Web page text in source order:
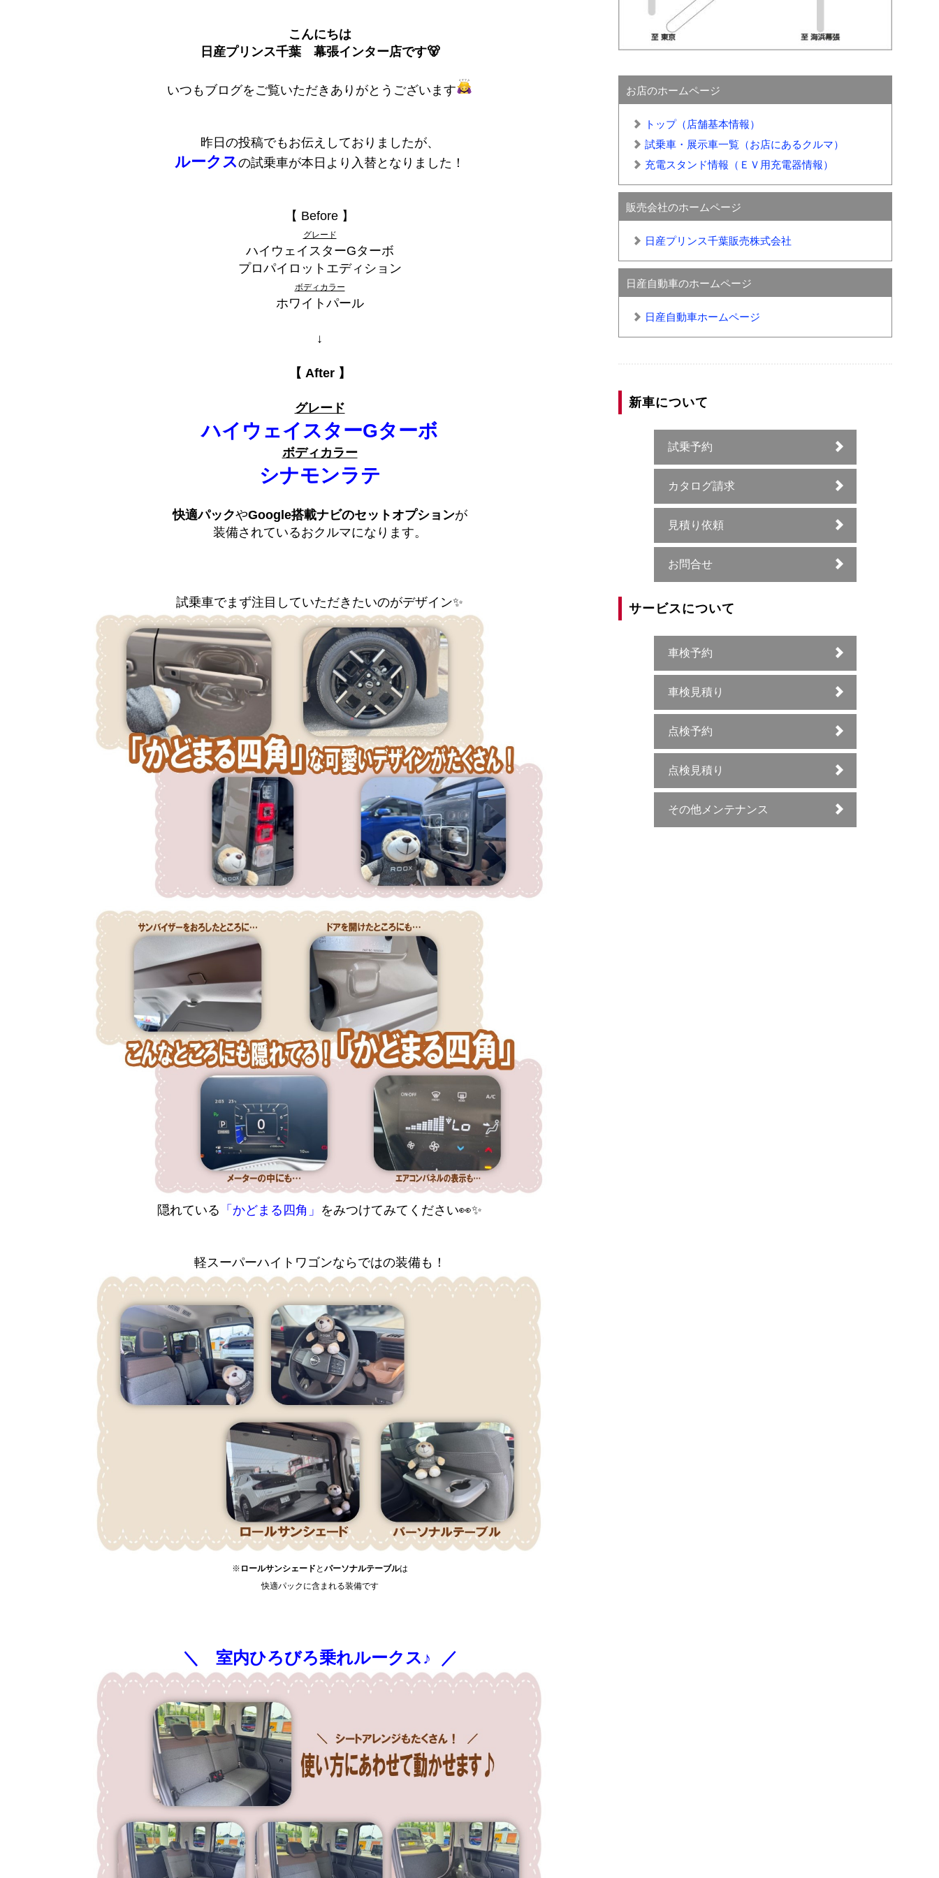
こんにちは
日産プリンス千葉 幕張インター店です🐻
いつもブログをご覧いただきありがとうございます
昨日の投稿でもお伝えしておりましたが、
ルークスの試乗車が本日より入替となりました！
【 Before 】
グレード
ハイウェイスターGターボ
プロパイロットエディション
ボディカラー
ホワイトパール
↓
【 After 】
グレード
ハイウェイスターGターボ
ボディカラー
シナモンラテ
快適パックやGoogle搭載ナビのセットオプションが
装備されているおクルマになります。
試乗車でまず注目していただきたいのがデザイン✨
隠れている 「かどまる四角」 をみつけてみてください👀✨
軽スーパーハイトワゴンならではの装備も！
※ ロールサンシェード とパーソナルテーブルは
快適パックに含まれる装備です
＼ 室内ひろびろ乗れルークス♪ ／
お店のホームページ
トップ（店舗基本情報）
試乗車・展示車一覧（お店にあるクルマ）
充電スタンド情報（ＥＶ用充電器情報）
販売会社のホームページ
日産プリンス千葉販売株式会社
日産自動車のホームページ
日産自動車ホームページ
新車について
試乗予約
カタログ請求
見積り依頼
お問合せ
サービスについて
車検予約
車検見積り
点検予約
点検見積り
その他メンテナンス